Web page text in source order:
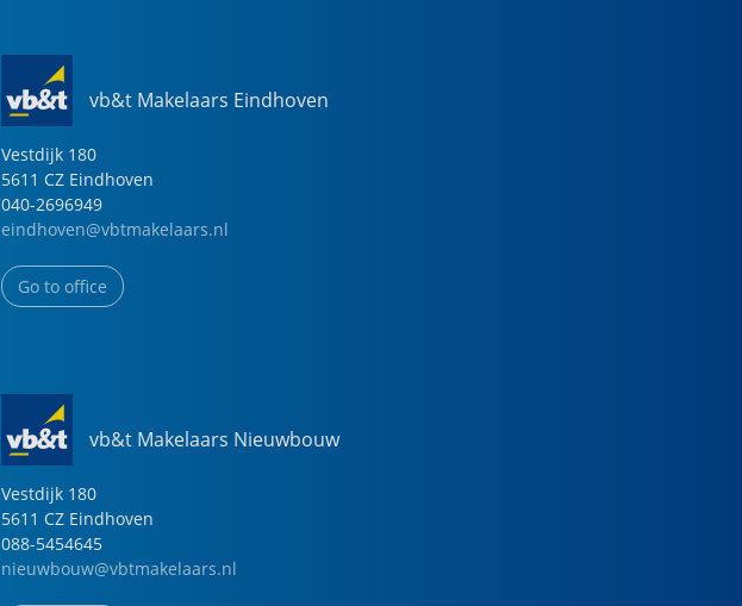
vb&t Makelaars Eindhoven
Vestdijk 180
5611 CZ Eindhoven
040-2696949
eindhoven@vbtmakelaars.nl
Go to office
vb&t Makelaars Nieuwbouw
Vestdijk 180
5611 CZ Eindhoven
088-5454645
nieuwbouw@vbtmakelaars.nl